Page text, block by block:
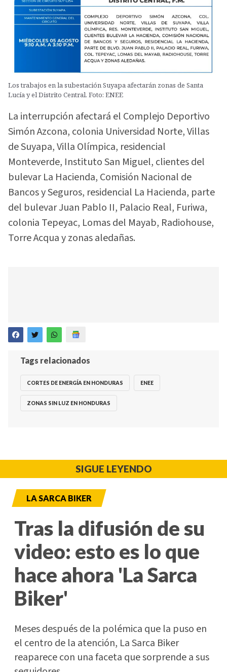
Los trabajos en la subestación Suyapa afectarán zonas de Santa
Lucía y el Distrito Central. Foto: ENEE
La interrupción afectará el Complejo Deportivo
Simón Azcona, colonia Universidad Norte, Villas
de Suyapa, Villa Olímpica, residencial
Monteverde, Instituto San Miguel, clientes del
bulevar La Hacienda, Comisión Nacional de
Bancos y Seguros, residencial La Hacienda, parte
del bulevar Juan Pablo II, Palacio Real, Furiwa,
colonia Tepeyac, Lomas del Mayab, Radiohouse,
Torre Acqua y zonas aledañas.
Tags relacionados
CORTES DE ENERGÍA EN HONDURAS ENEE
ZONAS SIN LUZ EN HONDURAS
SIGUE LEYENDO
LA SARCA BIKER
Tras la difusión de su
video: esto es lo que
hace ahora 'La Sarca
Biker'
Meses después de la polémica que la puso en
el centro de la atención, La Sarca Biker
reaparece con una faceta que sorprende a sus